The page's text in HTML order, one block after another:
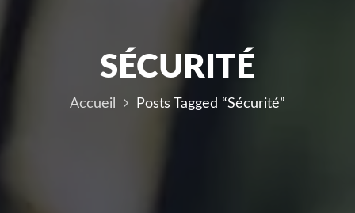
SÉCURITÉ
Accueil Posts Tagged “sécurité”